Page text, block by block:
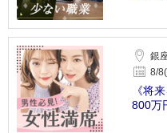
銀
8/
《将
800万